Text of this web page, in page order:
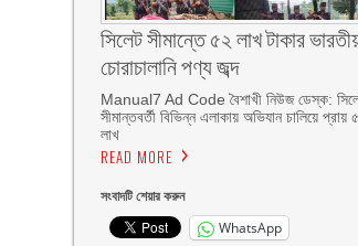
সিলেট সীমান্তে ৫২ লাখ টাকার
চোরাচালানি পণ্য জব্দ
Manual7 Ad Code বৈশাখী নিউজ ডেস্ক:
সীমান্তবর্তী বিভিন্ন এলাকায় অভিযান চালিয়ে প্রায়
লাখ
READ MORE
সংবাদটি শেয়ার করুন
WhatsApp